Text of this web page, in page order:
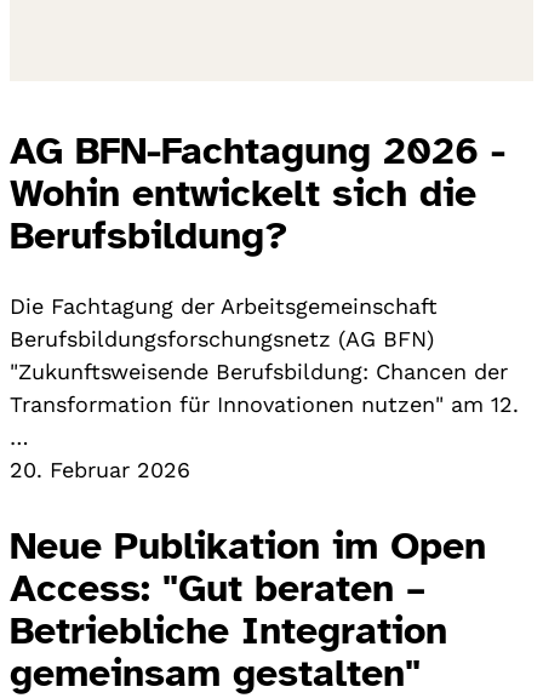
AG BFN-Fachtagung 2026 -
Wohin entwickelt sich die
Berufsbildung?
Die Fachtagung der Arbeitsgemeinschaft
Berufsbildungsforschungsnetz (AG BFN)
"Zukunftsweisende Berufsbildung: Chancen der
Transformation für Innovationen nutzen" am 12.
…
20. Februar 2026
Neue Publikation im Open
Access: "Gut beraten –
Betriebliche Integration
gemeinsam gestalten"